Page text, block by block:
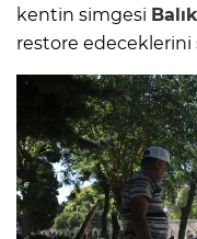
kentin simgesi
restore edeceklerini